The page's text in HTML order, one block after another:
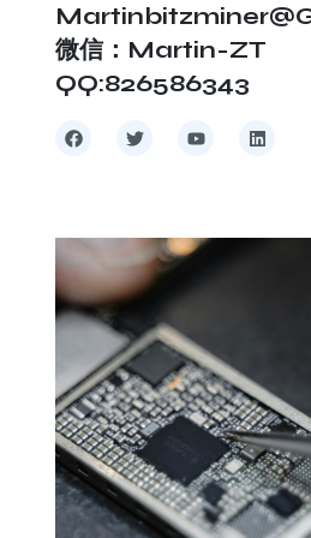
微信：Martin-ZT
QQ:826586343